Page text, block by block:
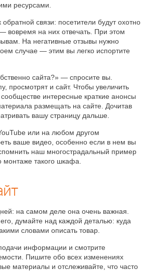
ресурсами.
связи: посетители будут охотно
вовремя на них отвечать. При этом
На негативные отзывы нужно
случае — этим вы легко испортите
сайта?» — спросите вы.
просмотрят и сайт. Чтобы увеличить
интересные краткие анонсы
размещать на сайте. Дочитав
вашу страницу дальше.
или на любом другом
ваше видео, особенно если в нем вы
наш многострадальный пример
такого шкафа.
на самом деле она очень важная.
думайте над каждой деталью: куда
словами описать товар.
информации и смотрите
Пишите обо всех изменениях
материалы и отслеживайте, что часто